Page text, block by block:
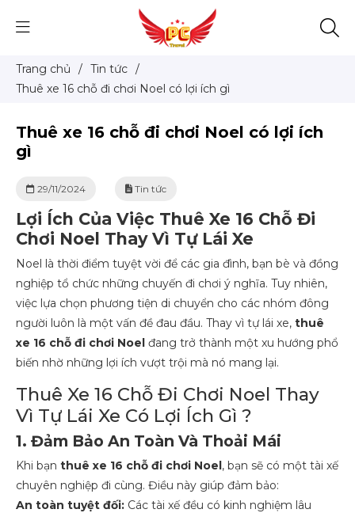
Trang chủ / Tin tức /
Thuê xe 16 chỗ đi chơi Noel có lợi ích gì
Thuê xe 16 chỗ đi chơi Noel có lợi ích
gì
29/11/2024 Tin tức
Lợi Ích Của Việc Thuê Xe 16 Chỗ Đi
Chơi Noel Thay Vì Tự Lái Xe
Noel là thời điểm tuyệt vời để các gia đình, bạn bè và đồng
nghiệp tổ chức những chuyến đi chơi ý nghĩa. Tuy nhiên,
việc lựa chọn phương tiện di chuyển cho các nhóm đông
người luôn là một vấn đề đau đầu. Thay vì tự lái xe, thuê
xe 16 chỗ đi chơi Noel đang trở thành một xu hướng phổ
biến nhờ những lợi ích vượt trội mà nó mang lại.
Thuê Xe 16 Chỗ Đi Chơi Noel Thay
Vì Tự Lái Xe Có Lợi Ích Gì ?
1. Đảm Bảo An Toàn Và Thoải Mái
Khi bạn thuê xe 16 chỗ đi chơi Noel, bạn sẽ có một tài xế
chuyên nghiệp đi cùng. Điều này giúp đảm bảo:
An toàn tuyệt đối: Các tài xế đều có kinh nghiệm lâu